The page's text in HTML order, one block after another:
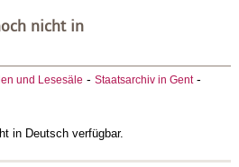
nicht in
und Lesesäle - Staatsarchiv in Gent-
in Deutsch verfügbar.